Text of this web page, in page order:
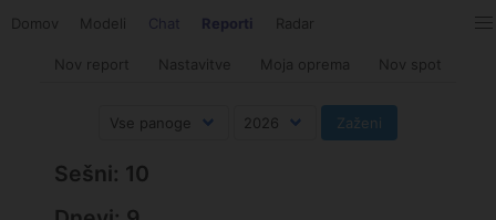
Domov Modeli Chat Reporti Radar
Nov report Nastavitve Moja oprema Nov spot
Sešni: 10